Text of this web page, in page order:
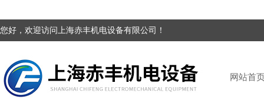
您好，欢迎访问上海赤丰机电设备有限公司！
网站首